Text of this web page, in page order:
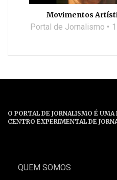
Movimentos
Portal de Jornalismo
O PORTAL DE JORNALISMO É
CENTRO EXPERIMENTAL DE
QUEM SOMOS